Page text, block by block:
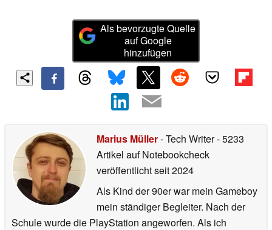
Als bevorzugte Quelle
auf Google
hinzufügen
Marius Müller- Tech Writer- 5233
Artikel auf Notebookcheck
veröffentlichtseit 2024
Als Kind der 90er war mein Gameboy
mein ständiger Begleiter. Nach der
Schule wurde die PlayStation angeworfen. Als ich